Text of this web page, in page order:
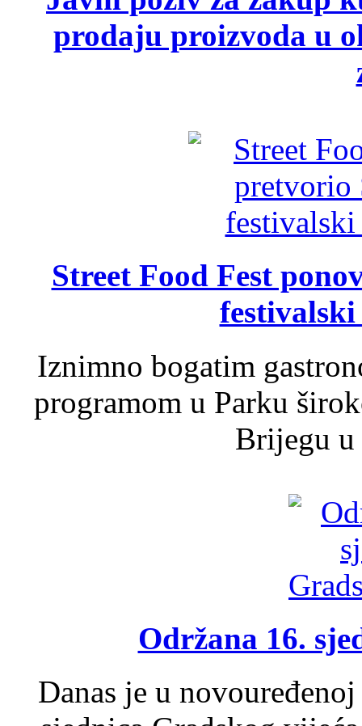
prodaju proizvoda u
Street Food Fest
Iznimno bogatim
programom u Parku
Brijegu u
Održana 16.
Danas je u